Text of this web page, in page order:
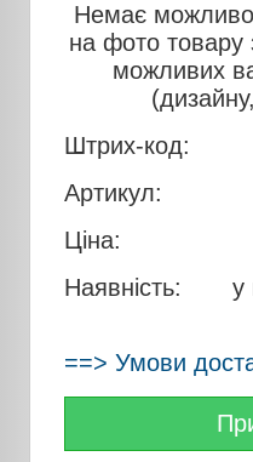
Немає
на фото товару
можливих
Штрих-код:
Артикул:
Ціна:
Наявність:
у
==> Умови